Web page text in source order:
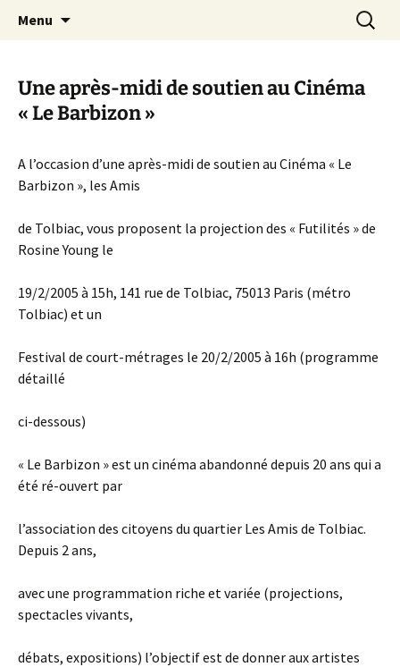
Canal Marches
Menu
Une après-midi de soutien au Cinéma
« Le Barbizon »
A l’occasion d’une après-midi de soutien au Cinéma « Le
Barbizon », les Amis
de Tolbiac, vous proposent la projection des « Futilités » de
Rosine Young le
19/2/2005 à 15h, 141 rue de Tolbiac, 75013 Paris (métro
Tolbiac) et un
Festival de court-métrages le 20/2/2005 à 16h (programme
détaillé
ci-dessous)
« Le Barbizon » est un cinéma abandonné depuis 20 ans qui a
été ré-ouvert par
l’association des citoyens du quartier Les Amis de Tolbiac.
Depuis 2 ans,
avec une programmation riche et variée (projections,
spectacles vivants,
débats, expositions) l’objectif est de donner aux artistes